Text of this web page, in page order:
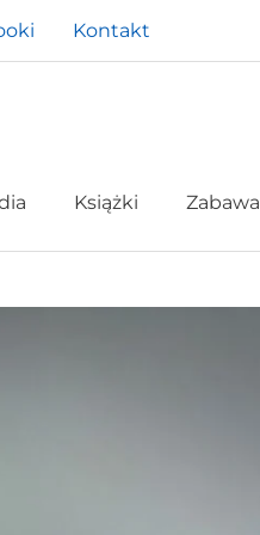
Kontakt
Książki Zabawa